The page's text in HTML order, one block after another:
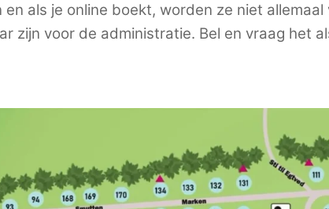
en als je online boekt, worden ze niet
zijn voor de administratie. Bel en vraag het